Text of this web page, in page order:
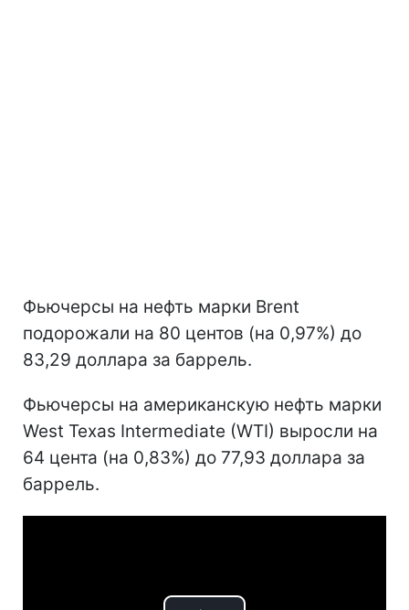
Фьючерсы на нефть марки Brent
подорожали на 80 центов (на 0,97%) до
83,29 доллара за баррель.
Фьючерсы на американскую нефть марки
West Texas Intermediate (WTI) выросли на
64 цента (на 0,83%) до 77,93 доллара за
баррель.